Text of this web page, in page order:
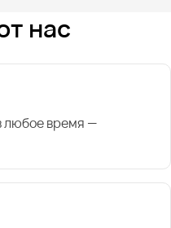
нас
любое время —